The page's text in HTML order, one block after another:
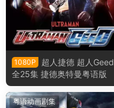
1080P
超人捷德 超人Geed
全25集 捷德奥特曼粤语版
粤语动画剧集